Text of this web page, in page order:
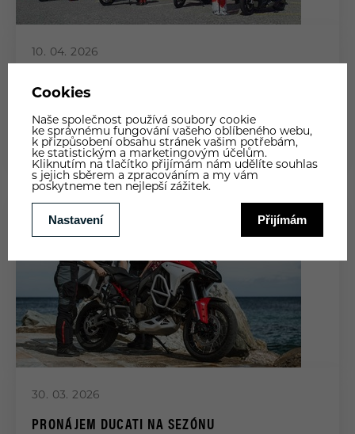
10. 04. 2026
ČÍST DÁLE
30. 03. 2026
PRONÁJEM DUCATI NA SEZÓNU